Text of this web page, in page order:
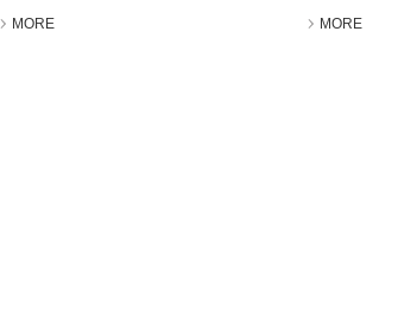
MORE MORE